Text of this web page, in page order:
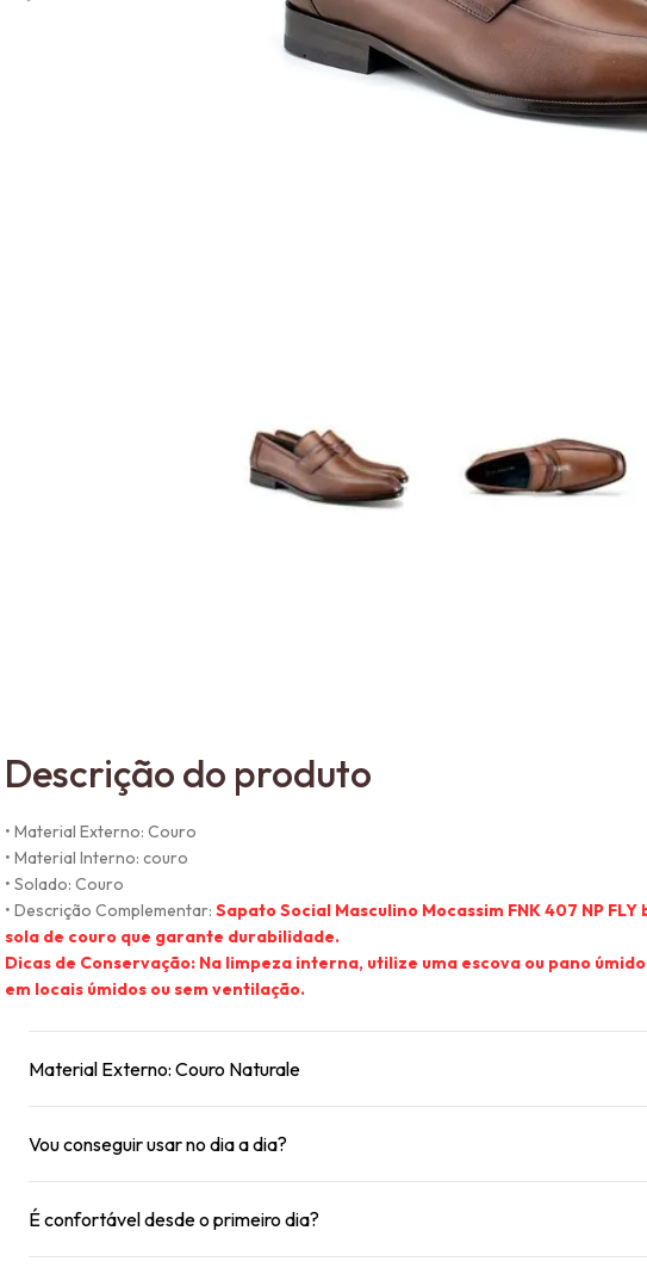
Descrição do produto
• Material Externo: Couro
• Material Interno: couro
• Solado: Couro
• Descrição Complementar: Sapato Social Masculino Mocassim FNK 407 NP
sola de couro que garante durabilidade.
Dicas de Conservação: Na limpeza interna, utilize uma escova ou pano
em locais úmidos ou sem ventilação.
Material Externo: Couro Naturale
Vou conseguir usar no dia a dia?
É confortável desde o primeiro dia?